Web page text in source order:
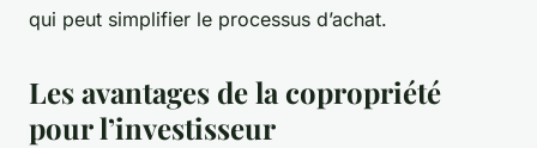
qui peut simplifier le processus d’achat.
Les avantages de la copropriété
pour l’investisseur